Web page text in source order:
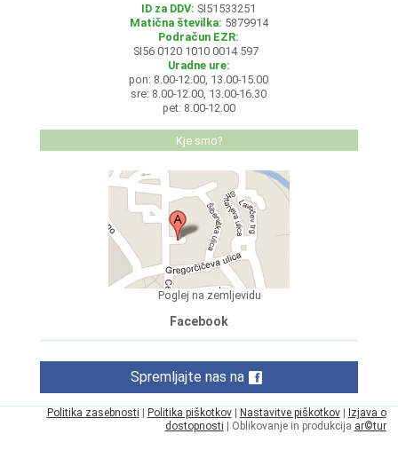
ID za DDV: SI51533251
Matična številka: 5879914
Podračun EZR:
SI56 0120 1010 0014 597
Uradne ure:
pon: 8.00-12.00, 13.00-15.00
sre: 8.00-12.00, 13.00-16.30
pet: 8.00-12.00
Kje smo?
Poglej na zemljevidu
Facebook
Spremljajte nas na
Politika zasebnosti Politika piškotkov| Nastavitve piškotkov|
Izjava o
dostopnosti | Oblikovanje in produkcija ar©tur